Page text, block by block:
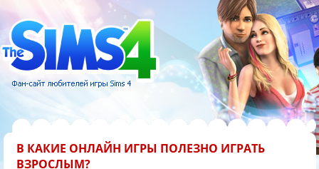
В КАКИЕ ОНЛАЙН ИГРЫ ПОЛЕЗНО ИГРАТЬ
ВЗРОСЛЫМ?